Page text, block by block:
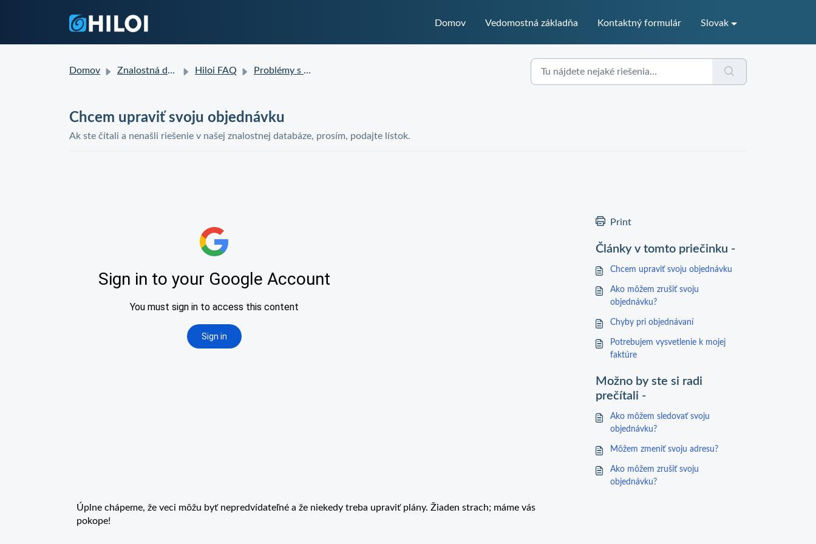
Domov Vedomostná základňa Kontaktný formulár Slovak
Domov Znalostná databáza Hiloi FAQ Problémy s objednávkou
Chcem upraviť svoju objednávku
Ak ste čítali a nenašli riešenie v našej znalostnej databáze, prosím, podajte lístok.
Úplne chápeme, že veci môžu byť nepredvídateľné a že niekedy treba upraviť plány. Žiaden strach; máme vás
pokope!
Print
Články v tomto priečinku -
Chcem upraviť svoju objednávku
Ako môžem zrušiť svoju
objednávku?
Chyby pri objednávaní
Potrebujem vysvetlenie k mojej
faktúre
Možno by ste si radi
prečítali -
Ako môžem sledovať svoju
objednávku?
Môžem zmeniť svoju adresu?
Ako môžem zrušiť svoju
objednávku?